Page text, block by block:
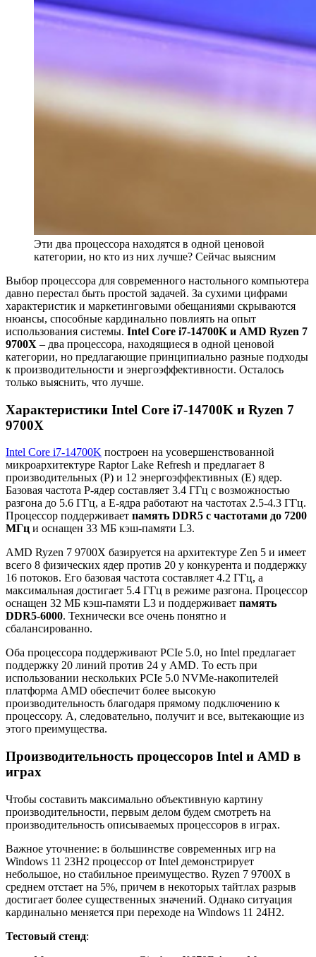
Эти два процессора находятся в одной ценовой
категории, но кто из них лучше? Сейчас выясним
Выбор процессора для современного настольного компьютера
давно перестал быть простой задачей. За сухими цифрами
характеристик и маркетинговыми обещаниями скрываются
нюансы, способные кардинально повлиять на опыт
использования системы. Intel Core i7-14700K и AMD Ryzen 7
9700X – два процессора, находящиеся в одной ценовой
категории, но предлагающие принципиально разные подходы
к производительности и энергоэффективности. Осталось
только выяснить, что лучше.
Характеристики Intel Core i7-14700K и Ryzen 7
9700X
Intel Core i7-14700K построен на усовершенствованной
микроархитектуре Raptor Lake Refresh и предлагает 8
производительных (P) и 12 энергоэффективных (E) ядер.
Базовая частота P-ядер составляет 3.4 ГГц с возможностью
разгона до 5.6 ГГц, а E-ядра работают на частотах 2.5-4.3 ГГц.
Процессор поддерживает память DDR5 с частотами до 7200
МГц и оснащен 33 МБ кэш-памяти L3.
AMD Ryzen 7 9700X базируется на архитектуре Zen 5 и имеет
всего 8 физических ядер против 20 у конкурента и поддержку
16 потоков. Его базовая частота составляет 4.2 ГГц, а
максимальная достигает 5.4 ГГц в режиме разгона. Процессор
оснащен 32 МБ кэш-памяти L3 и поддерживает память
DDR5-6000. Технически все очень понятно и
сбалансированно.
Оба процессора поддерживают PCIe 5.0, но Intel предлагает
поддержку 20 линий против 24 у AMD. То есть при
использовании нескольких PCIe 5.0 NVMe-накопителей
платформа AMD обеспечит более высокую
производительность благодаря прямому подключению к
процессору. А, следовательно, получит и все, вытекающие из
этого преимущества.
Производительность процессоров Intel и AMD в
играх
Чтобы составить максимально объективную картину
производительности, первым делом будем смотреть на
производительность описываемых процессоров в играх.
Важное уточнение: в большинстве современных игр на
Windows 11 23H2 процессор от Intel демонстрирует
небольшое, но стабильное преимущество. Ryzen 7 9700X в
среднем отстает на 5%, причем в некоторых тайтлах разрыв
достигает более существенных значений. Однако ситуация
кардинально меняется при переходе на Windows 11 24H2.
Тестовый стенд: